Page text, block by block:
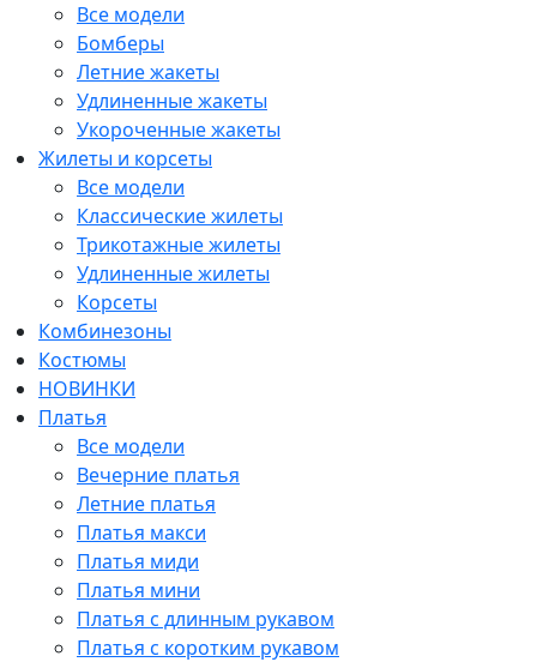
Все модели
Бомберы
Летние жакеты
Удлиненные жакеты
Укороченные жакеты
Жилеты и корсеты
Все модели
Классические жилеты
Трикотажные жилеты
Удлиненные жилеты
Корсеты
Комбинезоны
Костюмы
НОВИНКИ
Платья
Все модели
Вечерние платья
Летние платья
Платья макси
Платья миди
Платья мини
Платья с длинным рукавом
Платья с коротким рукавом